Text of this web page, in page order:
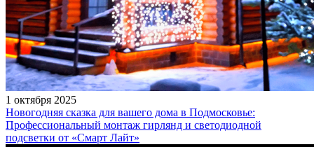
1 октября 2025
Новогодняя сказка для вашего дома в Подмосковье:
Профессиональный монтаж гирлянд и светодиодной
подсветки от «Смарт Лайт»